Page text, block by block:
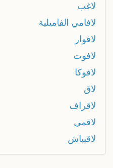
لاغب
لافامي الفاميلية
لافوار
لافوت
لافوكا
لاق
لاقراف
لاقمي
لاقيباش